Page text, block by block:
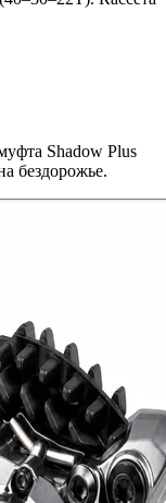
Shadow Plus
бездорожье.